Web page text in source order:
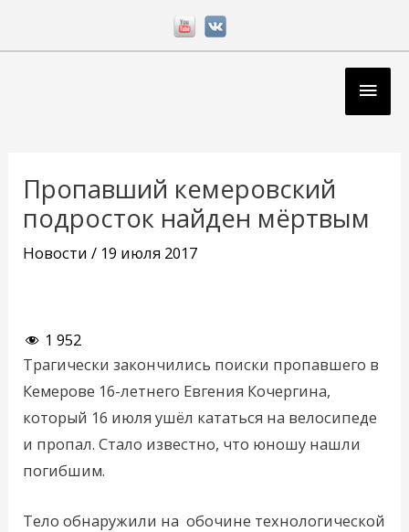
Пропавший кемеровский
подросток найден мёртвым
Новости / 19 июля 2017
1 952
Трагически закончились поиски пропавшего в
Кемерове 16-летнего Евгения Кочергина,
который 16 июля ушёл кататься на велосипеде
и пропал. Стало известно, что юношу нашли
погибшим.
Тело обнаружили на обочине технологической
записям